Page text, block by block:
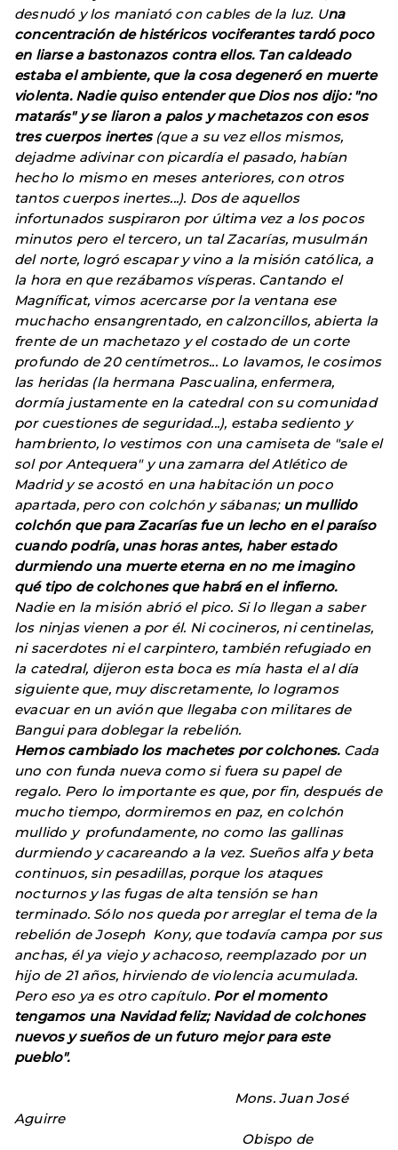
desnudó y los maniató con cables de la luz. Una
concentración de histéricos vociferantes tardó poco
en liarse a bastonazos contra ellos. Tan caldeado
estaba el ambiente, que la cosa degeneró en muerte
violenta. Nadie quiso entender que Dios nos dijo: "no
matarás" y se liaron a palos y machetazos con esos
tres cuerpos inertes(que a su vez ellos mismos,
dejadme adivinar con picardía el pasado, habían
hecho lo mismo en meses anteriores, con otros
tantos cuerpos inertes...). Dos de aquellos
infortunados suspiraron por última vez a los pocos
minutos pero el tercero, un tal Zacarías, musulmán
del norte, logró escapar y vino a la misión católica, a
la hora en que rezábamos vísperas. Cantando el
Magníficat, vimos acercarse por la ventana ese
muchacho ensangrentado, en calzoncillos, abierta la
frente de un machetazo y el costado de un corte
profundo de 20 centímetros... Lo lavamos, le cosimos
las heridas (la hermana Pascualina, enfermera,
dormía justamente en la catedral con su comunidad
por cuestiones de seguridad...), estaba sediento y
hambriento, lo vestimos con una camiseta de "sale el
sol por Antequera" y una zamarra del Atlético de
Madrid y se acostó en una habitación un poco
apartada, pero con colchón y sábanas; un mullido
colchón que para Zacarías fue un lecho en el paraíso
cuando podría, unas horas antes, haber estado
durmiendo una muerte eterna en no me imagino
qué tipo de colchones que habrá en el infierno.
Nadie en la misión abrió el pico. Si lo llegan a saber
los ninjas vienen a por él. Ni cocineros, ni centinelas,
ni sacerdotes ni el carpintero, también refugiado en
la catedral, dijeron esta boca es mía hasta el al día
siguiente que, muy discretamente, lo logramos
evacuar en un avión que llegaba con militares de
Bangui para doblegar la rebelión.
Hemos cambiado los machetes por colchones.Cada
uno con funda nueva como si fuera su papel de
regalo. Pero lo importante es que, por fin, después de
mucho tiempo, dormiremos en paz, en colchón
mullido y profundamente, no como las gallinas
durmiendo y cacareando a la vez. Sueños alfa y beta
continuos, sin pesadillas, porque los ataques
nocturnos y las fugas de alta tensión se han
terminado. Sólo nos queda por arreglar el tema de la
rebelión de Joseph Kony, que todavía campa por sus
anchas, él ya viejo y achacoso, reemplazado por un
hijo de 21 años, hirviendo de violencia acumulada.
Pero eso ya es otro capítulo. Por el momento
tengamos una Navidad feliz; Navidad de colchones
nuevos y sueños de un futuro mejor para este
pueblo".
Mons. Juan José
Aguirre
Obispo de